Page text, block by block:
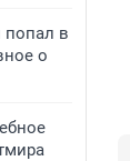
в
о